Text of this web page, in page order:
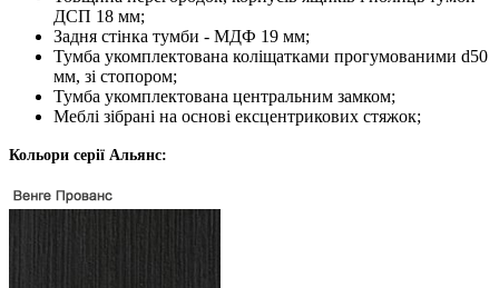
ДСП 18 мм;
Задня стінка тумби - МДФ 19 мм;
Тумба укомплектована коліщатками прогумованими d50
мм, зі стопором;
Тумба укомплектована центральним замком;
Меблі зібрані на основі ексцентрикових стяжок;
Кольори серії Альянс: